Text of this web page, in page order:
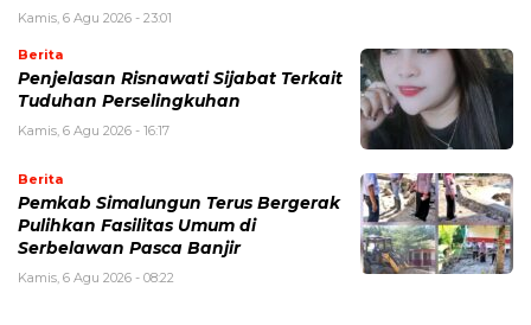
Kamis, 6 Agu 2026 - 23:01
Berita
Penjelasan Risnawati Sijabat Terkait
Tuduhan Perselingkuhan
Kamis, 6 Agu 2026 - 16:17
Berita
Pemkab Simalungun Terus Bergerak
Pulihkan Fasilitas Umum di
Serbelawan Pasca Banjir
Kamis, 6 Agu 2026 - 08:22